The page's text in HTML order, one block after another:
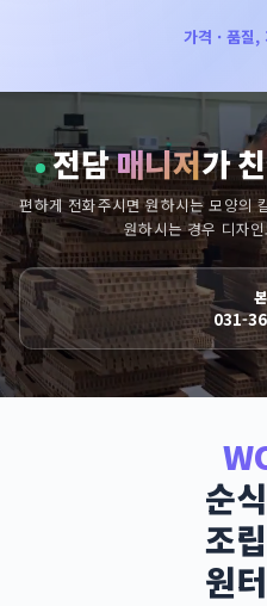
가격 · 품질,
전담매니저가
편하게 전화주시면 원하시는 모양의
원하시는 경우 디자
031-
순
조
원